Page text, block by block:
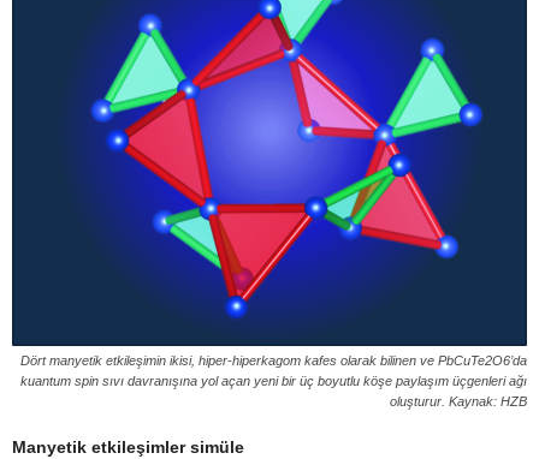
Dört manyetik etkileşimin ikisi, hiper-hiperkagom kafes olarak bilinen ve PbCuTe2O6’da
kuantum spin sıvı davranışına yol açan yeni bir üç boyutlu köşe paylaşım üçgenleri ağı
oluşturur. Kaynak: HZB
Manyetik etkileşimler simüle